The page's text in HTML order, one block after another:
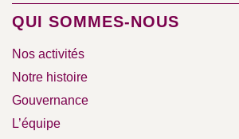
QUI SOMMES-NOUS
Nos activités
Notre histoire
Gouvernance
L’équipe